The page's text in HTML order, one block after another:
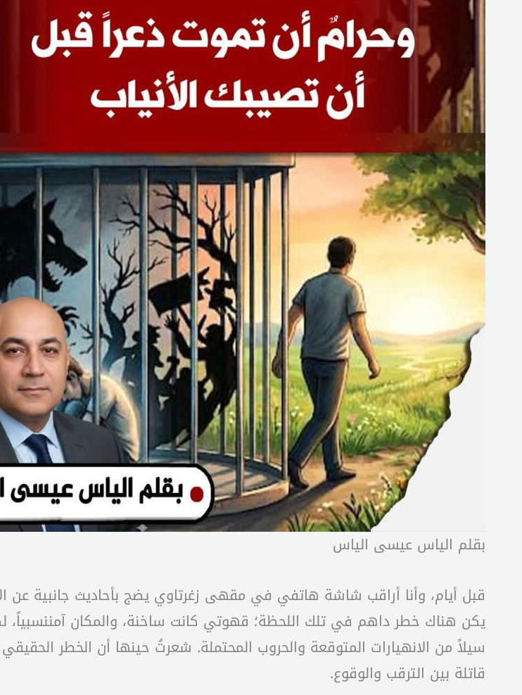
بقلم الياس عيسى الياس
قبل أيام، وأنا أراقب شاشة هاتفي في مقهى زغرتاوي يضج بأحاديث جانبية عن
يكن هناك خطر داهم في تلك اللحظة؛ قهوتي كانت ساخنة، والمكان
سيلاً من الانهيارات المتوقعة والحروب المحتملة. شعرتُ حينها أن الخطر
قاتلة بين الترقب والوقوع.